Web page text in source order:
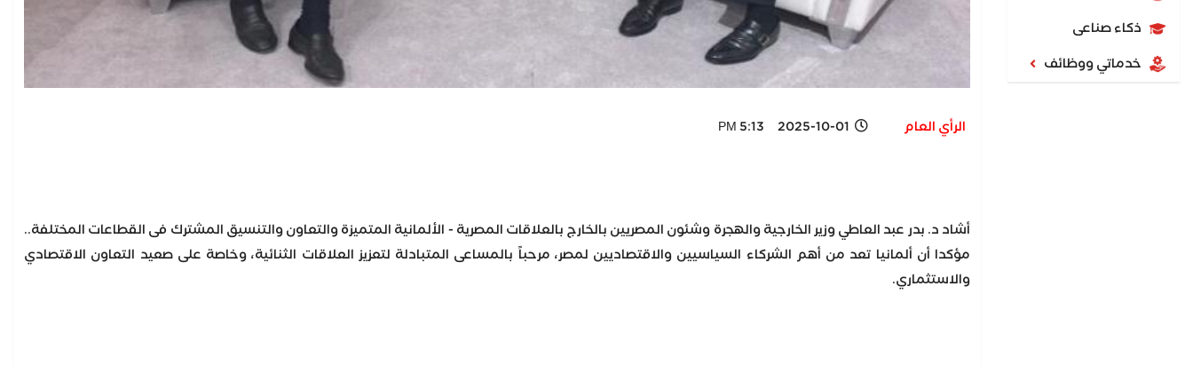
ذكاء صناعى
خدماتي ووظائف
الرأي العام 2025-10-01 5:13 PM
أشاد د. بدر عبد العاطي وزير الخارجية والهجرة وشئون المصريين بالخارج بالعلاقات المصرية - الألمانية المتميزة والتعاون والتنسيق المشترك فى القطاعات المختلفة..
مؤكدا أن ألمانيا تعد من أهم الشركاء السياسيين والاقتصاديين لمصر، مرحباً بالمساعى المتبادلة لتعزيز العلاقات الثنائية، وخاصة على صعيد التعاون الاقتصادي
والاستثماري.